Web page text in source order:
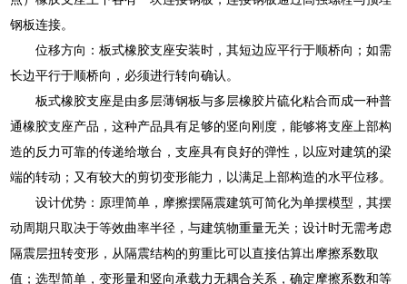
钢板连接。
位移方向：板式橡胶支座安装时，其短边应平行于顺桥向；如需
长边平行于顺桥向，必须进行转向确认。
板式橡胶支座是由多层薄钢板与多层橡胶片硫化粘合而成一种普
通橡胶支座产品，这种产品具有足够的竖向刚度，能够将支座上部构
造的反力可靠的传递给墩台，支座具有良好的弹性，以应对建筑的梁
端的转动；又有较大的剪切变形能力，以满足上部构造的水平位移。
设计优势：原理简单，摩擦摆隔震建筑可简化为单摆模型，其摆
动周期只取决于等效曲率半径，与建筑物重量无关；设计时无需考虑
隔震层扭转变形，从隔震结构的剪重比可以直接估算出摩擦系数取
值；选型简单，变形量和竖向承载力无耦合关系，确定摩擦系数和等